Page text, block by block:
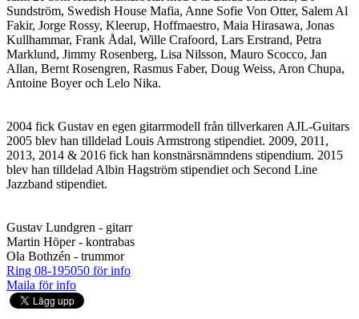
Sundström, Swedish House Mafia, Anne Sofie Von Otter, Salem Al
Fakir, Jorge Rossy, Kleerup, Hoffmaestro, Maia Hirasawa, Jonas
Kullhammar, Frank Ådal, Wille Crafoord, Lars Erstrand, Petra
Marklund, Jimmy Rosenberg, Lisa Nilsson, Mauro Scocco, Jan
Allan, Bernt Rosengren, Rasmus Faber, Doug Weiss, Aron Chupa,
Antoine Boyer och Lelo Nika.
2004 fick Gustav en egen gitarrmodell från tillverkaren AJL-Guitars
2005 blev han tilldelad Louis Armstrong stipendiet. 2009, 2011,
2013, 2014 & 2016 fick han konstnärsnämndens stipendium. 2015
blev han tilldelad Albin Hagström stipendiet och Second Line
Jazzband stipendiet.
Gustav Lundgren - gitarr
Martin Höper - kontrabas
Ola Bothzén - trummor
Ring 08-195050 för info
Maila för info